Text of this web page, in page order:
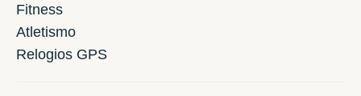
Fitness
Atletismo
Relogios GPS